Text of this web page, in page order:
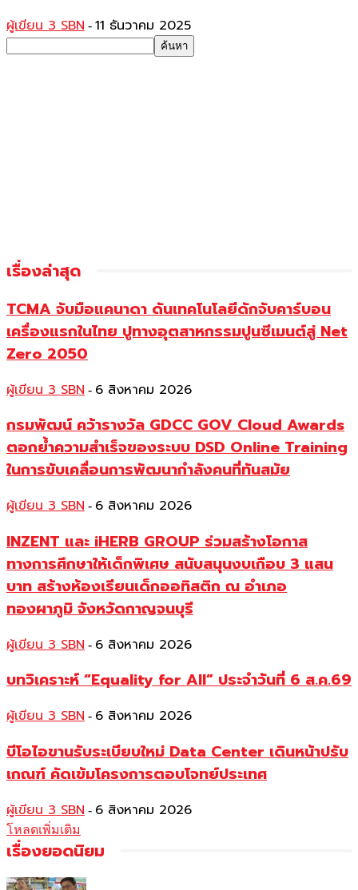
ผู้เขียน 3 SBN - 11 ธันวาคม 2025
เรื่องล่าสุด
TCMA จับมือแคนาดา ดันเทคโนโลยีดักจับคาร์บอน
เครื่องแรกในไทย ปูทางอุตสาหกรรมปูนซีเมนต์สู่ Net
Zero 2050
ผู้เขียน 3 SBN - 6 สิงหาคม 2026
กรมพัฒน์ คว้ารางวัล GDCC GOV Cloud Awards
ตอกย้ำความสำเร็จของระบบ DSD Online Training
ในการขับเคลื่อนการพัฒนากำลังคนที่ทันสมัย
ผู้เขียน 3 SBN - 6 สิงหาคม 2026
INZENT และ iHERB GROUP ร่วมสร้างโอกาส
ทางการศึกษาให้เด็กพิเศษ สนับสนุนงบเกือบ 3 แสน
บาท สร้างห้องเรียนเด็กออทิสติก ณ อำเภอ
ทองผาภูมิ จังหวัดกาญจนบุรี
ผู้เขียน 3 SBN - 6 สิงหาคม 2026
บทวิเคราะห์ “Equality for All” ประจำวันที่ 6 ส.ค.69
ผู้เขียน 3 SBN - 6 สิงหาคม 2026
บีโอไอขานรับระเบียบใหม่ Data Center เดินหน้าปรับ
เกณฑ์ คัดเข้มโครงการตอบโจทย์ประเทศ
ผู้เขียน 3 SBN - 6 สิงหาคม 2026
โหลดเพิ่มเติม
เรื่องยอดนิยม